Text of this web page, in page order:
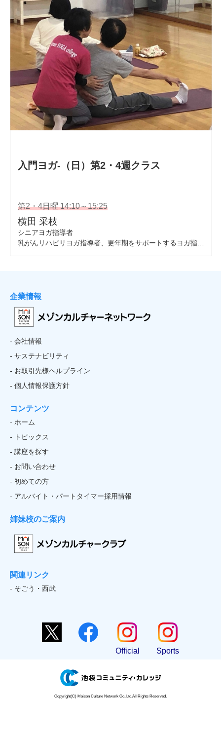
企業情報
- 会社情報
- サステナビリティ
- お取引先様ヘルプライン
- 個人情報保護方針
コンテンツ
- ホーム
- トピックス
- 講座を探す
- お問い合わせ
- 初めての方
- アルバイト・パートタイマー採用情報
姉妹校のご案内
関連リンク
- そごう・西武
Official Sports
Copyright(C) Maison Culture Network Co.,Ltd.All Rights Reserved.